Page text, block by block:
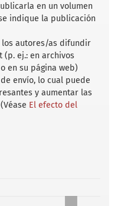
en un volumen
indique la publicación
los autores/as difundir
(p. ej.: en archivos
en su página web)
envío, lo cual puede
y aumentar las
El efecto del